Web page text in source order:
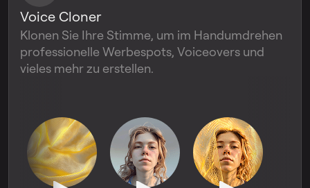
Voice Cloner
Klonen Sie Ihre Stimme, um im Handumdrehen
professionelle Werbespots, Voiceovers und
vieles mehr zu erstellen.